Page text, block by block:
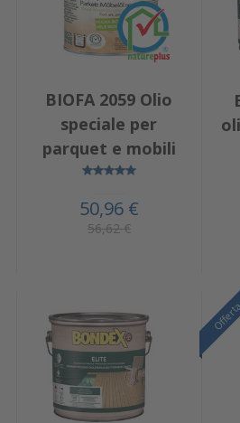
BIOFA 2059 Olio
speciale per
parquet e mobili
50,96 €
56,62 €